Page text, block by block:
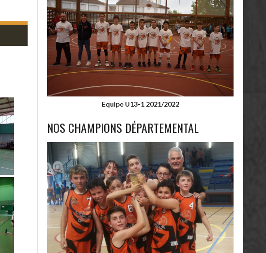
Equipe U13-1 2021/2022
NOS CHAMPIONS DÉPARTEMENTAL